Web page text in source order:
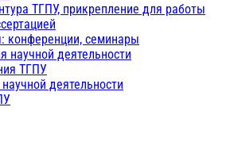
ТГПУ, прикрепление для работы
конференции, семинары
научной деятельности
ТГПУ
деятельности